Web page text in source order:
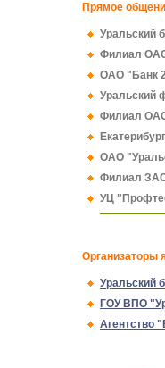
Прямое
Уральский
Филиал ОАО
ОАО "Банк
Уральский
Филиал
ОАО
Филиал
УЦ
Организаторы
Уральский
ГОУ ВПО
Агентство